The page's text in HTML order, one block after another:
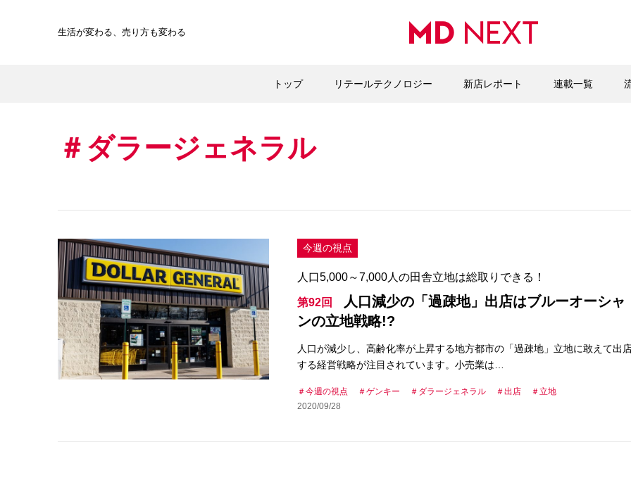
生活が変わる、 売り方も変わる
トップ リテールテクノロジー 新店レポート 連載一覧
ダラージェネラル
今週の視点
人口5,000～7,000人の田舎立地は総取りできる！
第92回
人口減少の「過疎地」出店はブルーオーシャ
ンの立地戦略!?
人口が減少し、高齢化率が上昇する地方都市の「過疎地」立地に敢えて出
する経営戦略が注目されています。小売業は…
今週の視点 ゲンキー ダラージェネラル 出店
立地
2020/09/28